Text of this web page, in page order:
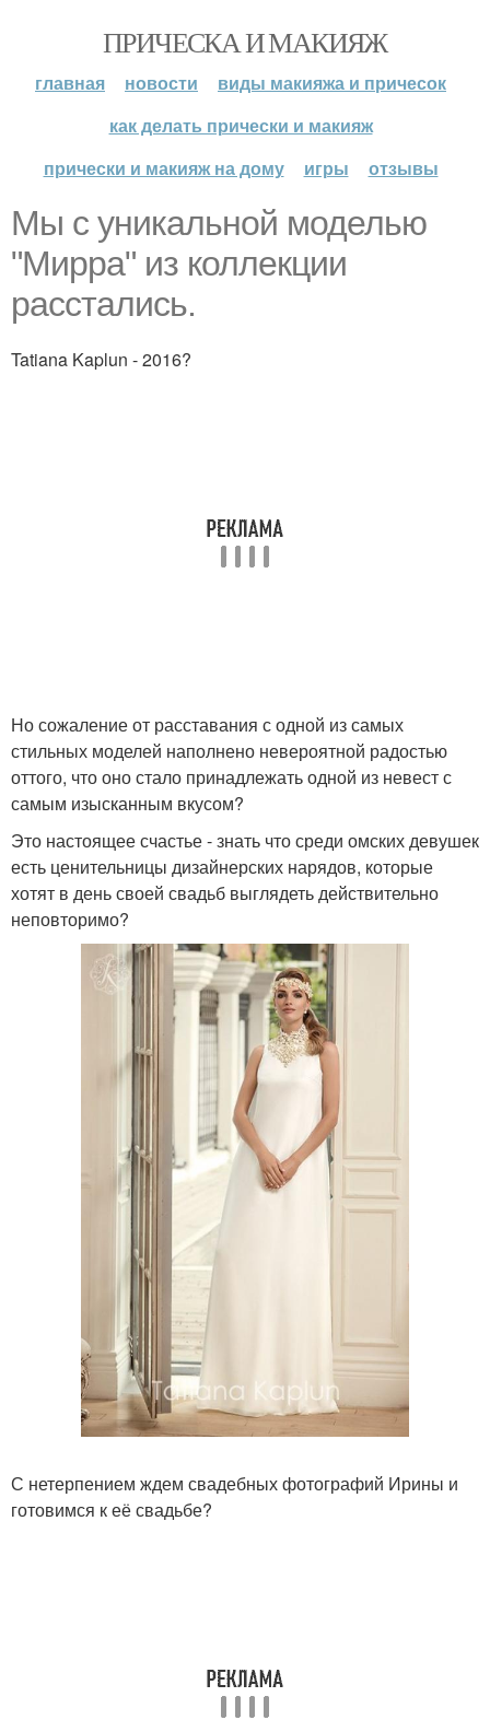
ПРИЧЕСКА И МАКИЯЖ
главная новости
виды макияжа и причесок
как делать прически и макияж
прически и макияж на дому
игры отзывы
Мы с уникальной моделью
"Мирра" из коллекции
расстались.
Tatiana Kaplun - 2016?
Но сожаление от расставания с одной из самых
стильных моделей наполнено невероятной радостью
оттого, что оно стало принадлежать одной из невест с
самым изысканным вкусом?
Это настоящее счастье - знать что среди омских девушек
есть ценительницы дизайнерских нарядов, которые
хотят в день своей свадьб выглядеть действительно
неповторимо?
С нетерпением ждем свадебных фотографий Ирины и
готовимся к её свадьбе?